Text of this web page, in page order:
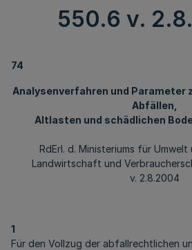
550.6 v.
74
Analysenverfahren und Parameter
Abfällen,
Altlasten und schädlichen
RdErl. d. Ministeriums für Umwelt
Landwirtschaft und
v. 2.8.2004
1
Für den Vollzug der abfallrechtlichen